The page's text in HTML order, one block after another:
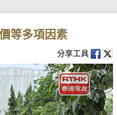
c
等多項因素
分享工具